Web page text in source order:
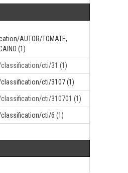
AUTOR/TOMATE,
(1)
cti/31 (1)
cti/3107 (1)
cti/310701 (1)
cti/6 (1)